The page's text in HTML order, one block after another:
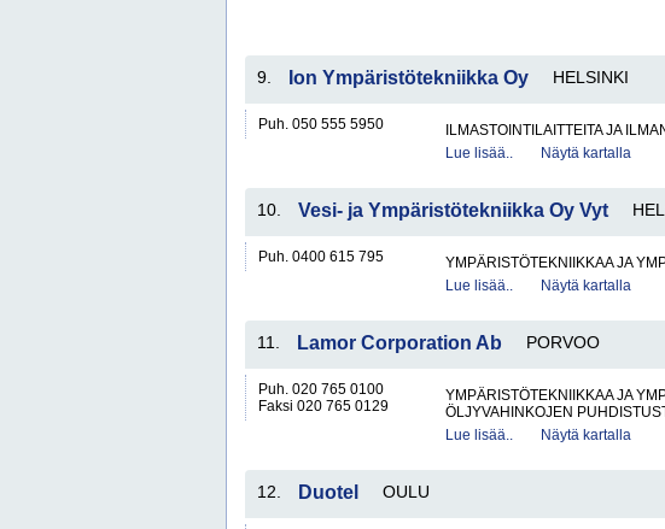
9. Ion Ympäristötekniikka Oy HELSINKI
Puh. 050 555 5950
ILMASTOINTILAITTEITA JA
Lue lisää..
Näytä kartalla
10. Vesi- ja Ympäristötekniikka Oy Vyt
Puh. 0400 615 795
YMPÄRISTÖTEKNIIKKAA JA
Lue lisää..
Näytä kartalla
11. Lamor Corporation Ab PORVOO
Puh. 020 765 0100
Faksi 020 765 0129
YMPÄRISTÖTEKNIIKKAA JA
ÖLJYVAHINKOJEN
Lue lisää..
Näytä kartalla
12. Duotel OULU